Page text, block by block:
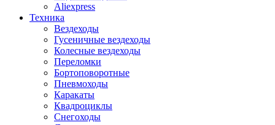
Aliexpress
Техника
Вездеходы
Гусеничные вездеходы
Колесные вездеходы
Переломки
Бортоповоротные
Пневмоходы
Каракаты
Квадроциклы
Снегоходы